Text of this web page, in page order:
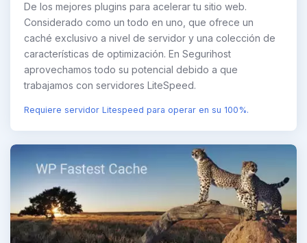
De los mejores plugins para acelerar tu sitio web.
Considerado como un todo en uno, que ofrece un
caché exclusivo a nivel de servidor y una colección de
características de optimización. En Segurihost
aprovechamos todo su potencial debido a que
trabajamos con servidores LiteSpeed.
Requiere servidor Litespeed para operar en su 100%.